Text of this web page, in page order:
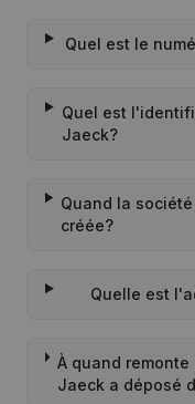
Quel est le
Quel est
Jaeck?
Quand la
créée?
Quelle est
À quand
Jaeck a déposé